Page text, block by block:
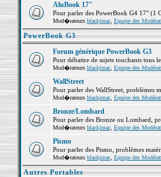
AluBook 17"
Pour parler des PowerBook G4 17" (1
Mod�rateurs blackjmac, Equipe des
PowerBook G3
Forum générique PowerBook G3
Pour débattre de sujets touchants tous
Mod�rateurs blackjmac, Equipe des
WallStreet
Pour parler des WallStreet, problèmes
Mod�rateurs blackjmac, Equipe des
Bronze/Lombard
Pour parler des Bronze ou Lombard,
Mod�rateurs blackjmac, Equipe des
Pismo
Pour parler des Pismo, problèmes
Mod�rateurs blackjmac, Equipe des
Autres Portables